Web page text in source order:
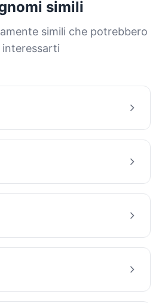
simili
simili che potrebbero
interessarti